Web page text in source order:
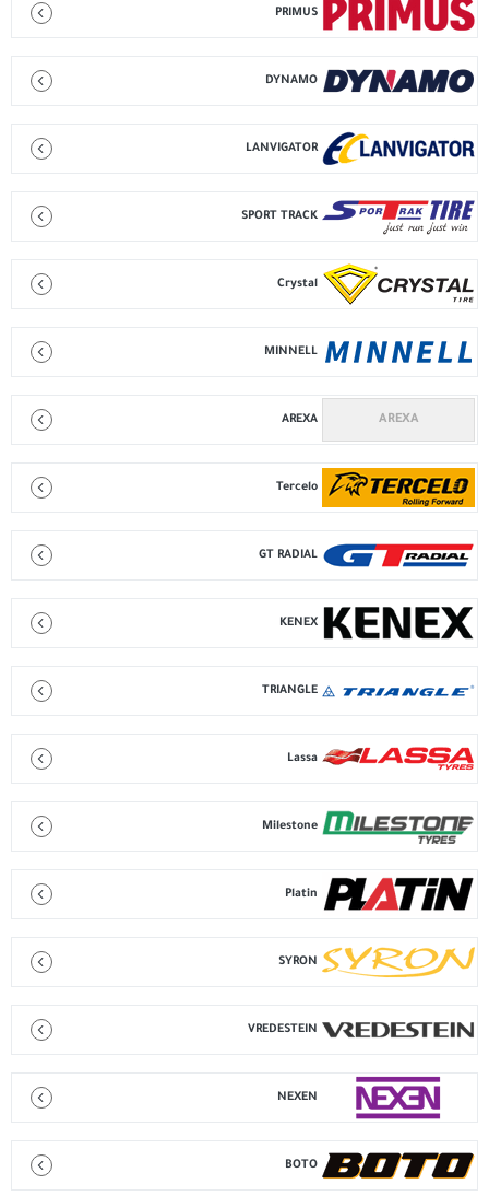
PRIMUS
DYNAMO
LANVIGATOR
SPORT TRACK
Crystal
MINNELL
AREXA
Tercelo
GT RADIAL
KENEX
TRIANGLE
Lassa
Milestone
Platin
SYRON
VREDESTEIN
NEXEN
BOTO